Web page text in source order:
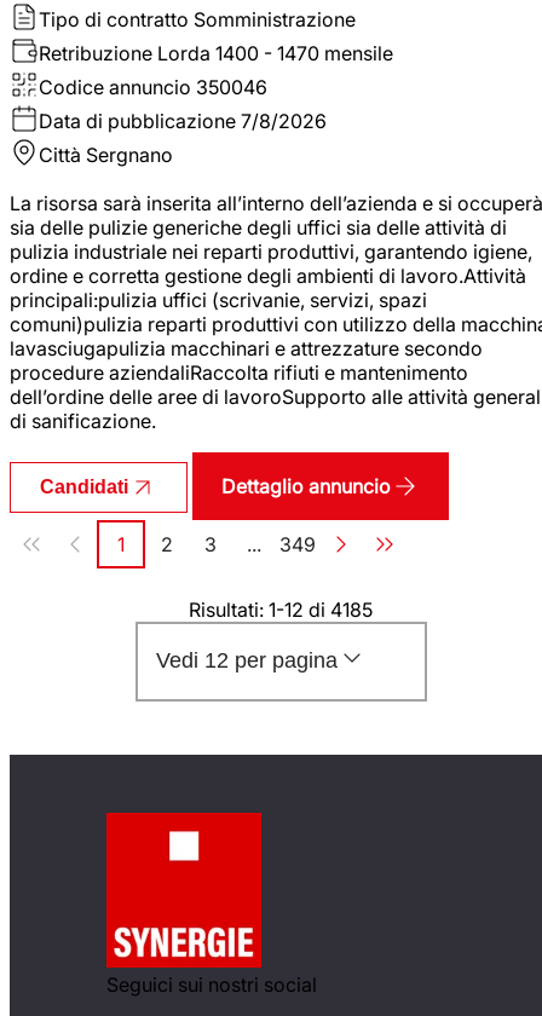
Tipo di contratto Somministrazione
Retribuzione Lorda 1400 - 1470 mensile
Codice annuncio 350046
Data di pubblicazione 7/8/2026
Città Sergnano
La risorsa sarà inserita all’interno dell’azienda e si occuperà
sia delle pulizie generiche degli uffici sia delle attività di
pulizia industriale nei reparti produttivi, garantendo igiene,
ordine e corretta gestione degli ambienti di lavoro.Attività
principali:pulizia uffici (scrivanie, servizi, spazi
comuni)pulizia reparti produttivi con utilizzo della
lavasciugapulizia macchinari e attrezzature secondo
procedure aziendaliRaccolta rifiuti e mantenimento
dell’ordine delle aree di lavoroSupporto alle attività
di sanificazione.
Candidati Dettaglio annuncio
Paginazione
Pagina
1 Pagina
2 Pagina
3 ... Pagina
349
Risultati: 1-12 di 4185
Vedi 12 per pagina
Seguici sui nostri social